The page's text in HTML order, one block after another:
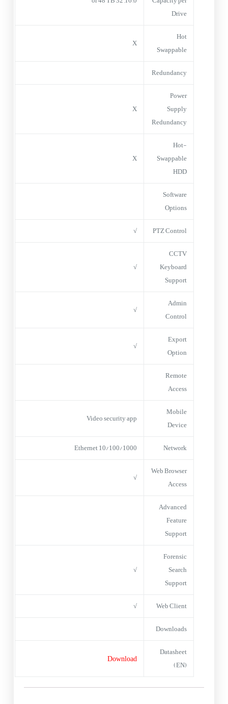
Drive
Hot
Swappable
X
Redundancy
Power
Supply
Redundancy
X
Hot-
Swappable
HDD
X
Software
Options
PTZ Control
√
CCTV
Keyboard
Support
√
Admin
Control
√
Export
Option
√
Remote
Access
Mobile
Device
Video security app
Network
10/100/1000 Ethernet
Web Browser
Access
√
Advanced
Feature
Support
Forensic
Search
Support
√
Web Client
√
Downloads
Datasheet
(EN)
Download